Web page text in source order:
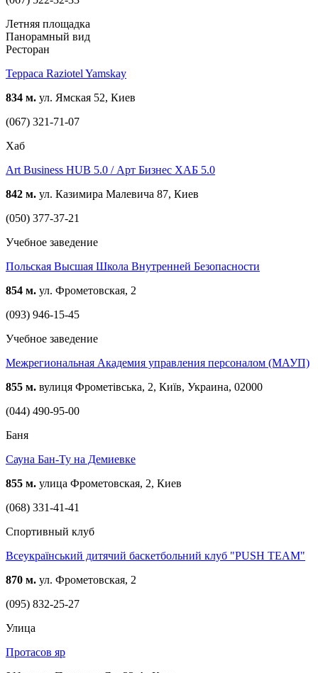
Летняя площадка
Панорамный вид
Ресторан
Терраса Raziotel Yamskay
834 м. ул. Ямская 52, Киев
(067) 321-71-07
Хаб
Art Business HUB 5.0 / Арт Бизнес ХАБ 5.0
842 м. ул. Казимира Малевича 87, Киев
(050) 377-37-21
Учебное заведение
Польская Высшая Школа Внутренней Безопасности
854 м. ул. Фрометовская, 2
(093) 946-15-45
Учебное заведение
Межрегиональная Академия управления персоналом (МАУП)
855 м. вулиця Фрометівська, 2, Київ, Украина, 02000
(044) 490-95-00
Баня
Сауна Бан-Ту на Демиевке
855 м. улица Фрометовская, 2, Киев
(068) 331-41-41
Спортивный клуб
Всеукраїнський дитячий баскетбольний клуб "PUSH TEAM"
870 м. ул. Фрометовская, 2
(095) 832-25-27
Улица
Протасов яр